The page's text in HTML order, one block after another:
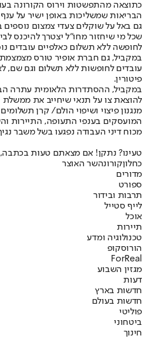
כתוצאה מהתפשטות וירוס הקורונה
הבריאות שמשליכות באופן ישיר על
גם באל על שוקלים צעדי צמצום
שכל מי שיחזור מחו"ל יצטרך להיכנס
לחופשה ללא תשלום כאלפיים עובדים
במקביל, גם חברת אופיר טורס
עובדים לחופשות ללא תשלום וגם שם,
פיטורין.
במקביל, ההסתדרות הלאומית עתרה
להוצאת צו על תנאי שיחייב את
מנגנון פיצוי ושיפוי הולם/ קרן
המועסקים בענפי התעופה, התיירות
מכוח דיני העבודה נפגעו בשל משבר
טעינו? נתקן! אם מצאתם טעות
כחלוןקורונהשר האוצר
מדורים
ספורט
תרבות ובידור
לייף סטייל
אוכל
תיירות
טכנולוגיה ומדע
הורוסקופ
ForReal
מגזין השבוע
דעות
חדשות בארץ
חדשות בעולם
פוליטי
ביטחוני
חינוך